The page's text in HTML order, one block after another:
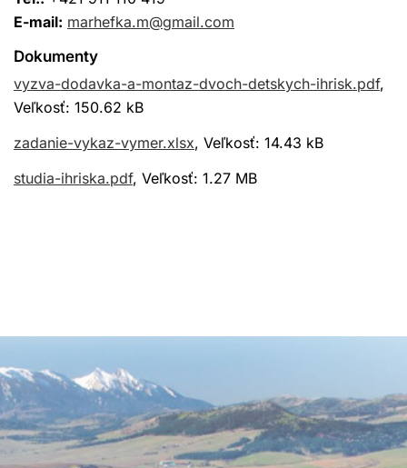
E-mail: marhefka.m@gmail.com
Dokumenty
vyzva-dodavka-a-montaz-dvoch-detskych-ihrisk.pdf,
Veľkosť: 150.62 kB
zadanie-vykaz-vymer.xlsx, Veľkosť: 14.43 kB
studia-ihriska.pdf, Veľkosť: 1.27 MB